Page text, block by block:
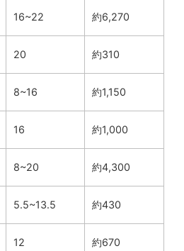
16~22 約6,270
20 約310
8~16 約1,150
16 約1,000
8~20 約4,300
5.5~13.5 約430
12 約670